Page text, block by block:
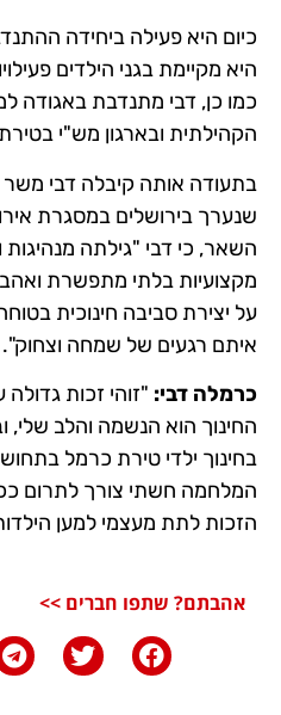
כיום היא פעילה ביחידה
היא מקיימת בגני הילדים
כמו כן, דבי מתנדבת באגודה
הקהילתית ובארגון מש"י
בתעודה אותה קיבלה דבי משר
שנערך בירושלים במסגרת
השאר, כי דבי "גילתה מנהיגות
מקצועיות בלתי מתפשרת
על יצירת סביבה חינוכית
איתם רגעים של שמחה וצחוק".
כרמלה דבי: "זוהי זכות
החינוך הוא הנשמה והלב
בחינוך ילדי טירת כרמל
המלחמה חשתי צורך לתרום
הזכות לתת מעצמי למען
אהבתם? שתפו חברים >>